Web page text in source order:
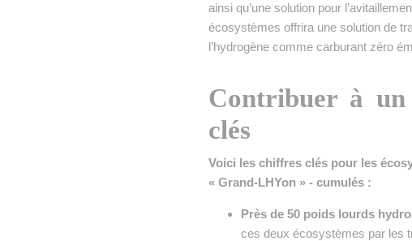
ainsi qu’une solution pour
écosystèmes offrira une solution de
l’hydrogène comme carburant zéro
Contribuer à
clés
Voici les chiffres clés pour les
« Grand-LHYon » - cumulés :
Près de 50 poids lourds
ces deux écosystèmes par les